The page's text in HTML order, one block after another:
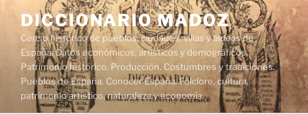
contenido
DICCIONARIO MADOZ
Censo histórico de pueblos, ciudades, villas y aldeas de
España. Datos económicos, artísticos y demográficos.
Patrimonio histórico. Producción. Costumbres y tradiciones.
Pueblos de España. Conocer España. Folclore, cultura,
patrimonio artístico, naturaleza y economía.